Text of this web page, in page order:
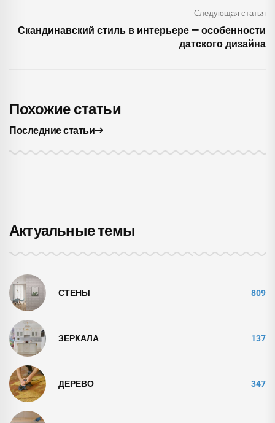
Следующая статья
Скандинавский стиль в интерьере — особенности
датского дизайна
Похожие статьи
Последние статьи
Актуальные темы
СТЕНЫ 809
ЗЕРКАЛА 137
ДЕРЕВО 347